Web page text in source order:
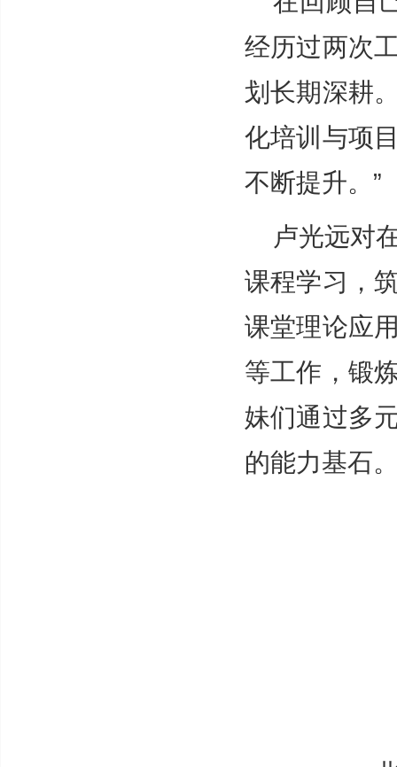
经历过两次
划长期深耕
化培训与项
不断提升。”
卢光远对
课程学习，
课堂理论应
等工作，锻
妹们通过多
的能力基石